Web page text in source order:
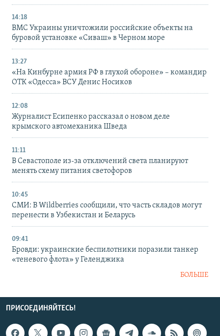
14:18
ВМС Украины уничтожили российские объекты на
буровой установке «Сиваш» в Черном море
13:27
«На Кинбурне армия РФ в глухой обороне» – командир
ОТК «Одесса» ВСУ Денис Носиков
12:08
Журналист Есипенко рассказал о новом деле
крымского автомеханика Шведа
11:11
В Севастополе из-за отключений света планируют
менять схему питания светофоров
10:45
СМИ: В Wildberries сообщили, что часть складов могут
перенести в Узбекистан и Беларусь
09:41
Бровди: украинские беспилотники поразили танкер
«теневого флота» у Геленджика
БОЛЬШЕ
ПРИСОЕДИНЯЙТЕСЬ!